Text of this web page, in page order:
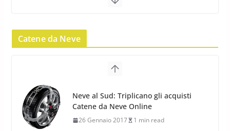
17 Febbraio 2022 6 min read
Stagioni 2022
17 Febbraio 2022
Catene da Neve
Catene da Neve Arexons Easy
Chains Plus
10 Novembre 2014 1 min read